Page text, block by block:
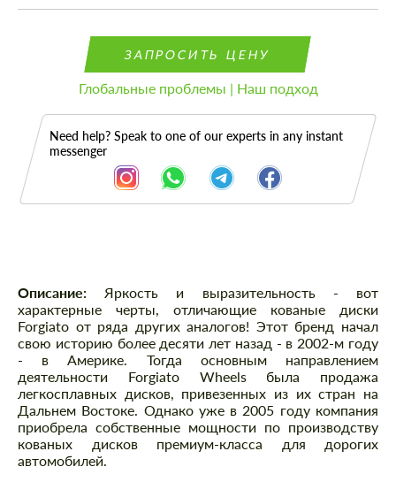
ЗАПРОСИТЬ ЦЕНУ
Глобальные проблемы | Наш подход
Need help? Speak to one of our experts in any instant
messenger
Описание
Описание: Яркость и выразительность - вот
характерные черты, отличающие кованые диски
Forgiato от ряда других аналогов! Этот бренд начал
свою историю более десяти лет назад - в 2002-м году
- в Америке. Тогда основным направлением
деятельности Forgiato Wheels была продажа
легкосплавных дисков, привезенных из их стран на
Дальнем Востоке. Однако уже в 2005 году компания
приобрела собственные мощности по производству
кованых дисков премиум-класса для дорогих
автомобилей.